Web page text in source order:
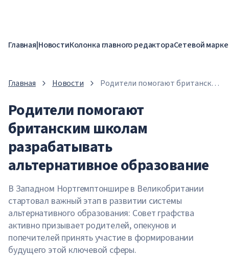
Главная|НовостиКолонка главного редактораСетевой
Главная Новости
Родители помогают британским
альтернативное образование
Родители помогают
британским школам
разрабатывать
альтернативное образование
В Западном Нортгемптоншире в Великобритании
стартовал важный этап в развитии системы
альтернативного образования: Совет графства
активно призывает родителей, опекунов и
попечителей принять участие в формировании
будущего этой ключевой сферы.